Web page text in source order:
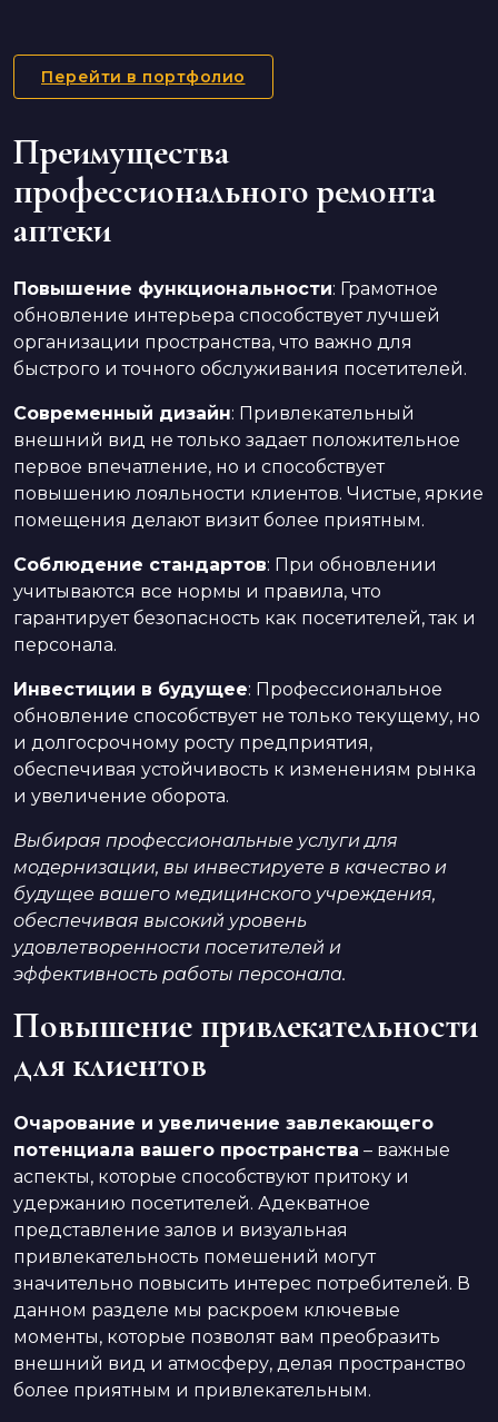
Перейти в портфолио
Преимущества
профессионального ремонта
аптеки
Повышение функциональности: Грамотное
обновление интерьера способствует лучшей
организации пространства, что важно для
быстрого и точного обслуживания посетителей.
Современный дизайн: Привлекательный
внешний вид не только задает положительное
первое впечатление, но и способствует
повышению лояльности клиентов. Чистые, яркие
помещения делают визит более приятным.
Соблюдение стандартов: При обновлении
учитываются все нормы и правила, что
гарантирует безопасность как посетителей, так и
персонала.
Инвестиции в будущее: Профессиональное
обновление способствует не только текущему, но
и долгосрочному росту предприятия,
обеспечивая устойчивость к изменениям рынка
и увеличение оборота.
Выбирая профессиональные услуги для
модернизации, вы инвестируете в качество и
будущее вашего медицинского учреждения,
обеспечивая высокий уровень
удовлетворенности посетителей и
эффективность работы персонала.
Повышение привлекательности
для клиентов
Очарование и увеличение завлекающего
потенциала вашего пространства – важные
аспекты, которые способствуют притоку и
удержанию посетителей. Адекватное
представление залов и визуальная
привлекательность помешений могут
значительно повысить интерес потребителей. В
данном разделе мы раскроем ключевые
моменты, которые позволят вам преобразить
внешний вид и атмосферу, делая пространство
более приятным и привлекательным.